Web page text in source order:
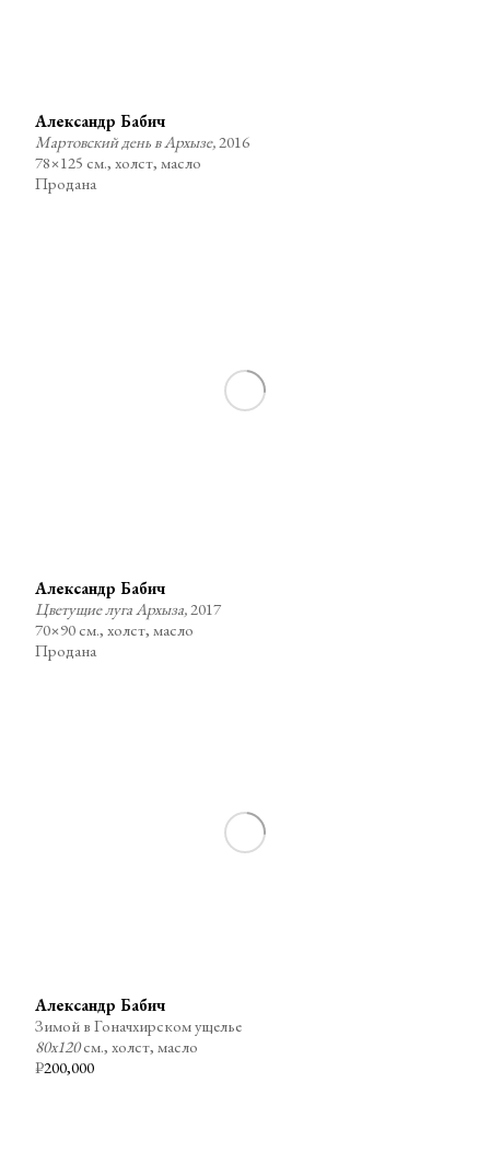
Александр Бабич
Мартовский день в Архызе,2016
78×125 см., холст, масло
Продана
Александр Бабич
Цветущие луга Архыза,2017
70×90 см., холст, масло
Продана
₽200,000
Александр Бабич
Зимой в Гоначхирском ущелье
80х120см., холст, масло